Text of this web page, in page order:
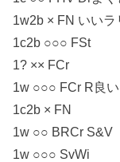
1w2b × FN いい
1c2b ○○○ FSt
1? ×× FCr
1w ○○○ FCr R良い
1c2b × FN
1w ○○ BRCr S&V
1w ○○○ SvWi